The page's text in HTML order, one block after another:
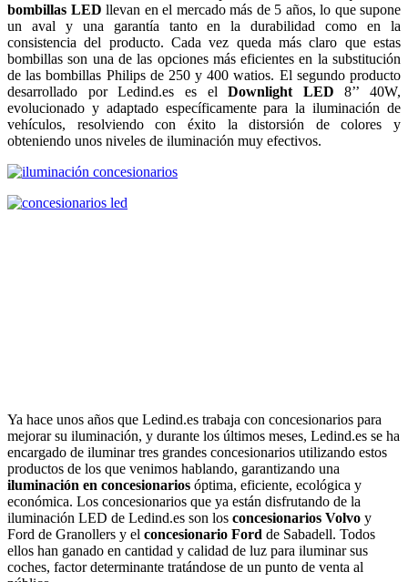
bombillas LED llevan en el mercado más de 5 años, lo que supone
un aval y una garantía tanto en la durabilidad como en la
consistencia del producto. Cada vez queda más claro que estas
bombillas son una de las opciones más eficientes en la substitución
de las bombillas Philips de 250 y 400 watios. El segundo producto
desarrollado por Ledind.es es elDownlight LED 8’’ 40W,
evolucionado y adaptado específicamente para la iluminación de
vehículos, resolviendo con éxito la distorsión de colores y
obteniendo unos niveles de iluminación muy efectivos.
Ya hace unos años que Ledind.es trabaja con concesionarios para
mejorar su iluminación, y durante los últimos meses, Ledind.es se ha
encargado de iluminar tres grandes concesionarios utilizando estos
productos de los que venimos hablando, garantizando una
iluminación en concesionarios óptima, eficiente, ecológica y
económica. Los concesionarios que ya están disfrutando de la
iluminación LED de Ledind.es son los concesionarios Volvo y
Ford de Granollers y el concesionario Ford de Sabadell. Todos
ellos han ganado en cantidad y calidad de luz para iluminar sus
coches, factor determinante tratándose de un punto de venta al